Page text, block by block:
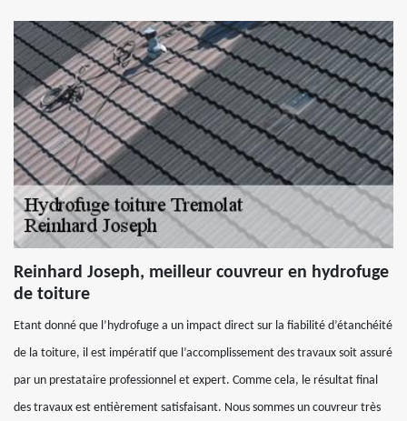
Reinhard Joseph, meilleur couvreur en hydrofuge
de toiture
Etant donné que l’hydrofuge a un impact direct sur la fiabilité d’étanchéité
de la toiture, il est impératif que l’accomplissement des travaux soit assuré
par un prestataire professionnel et expert. Comme cela, le résultat final
des travaux est entièrement satisfaisant. Nous sommes un couvreur très